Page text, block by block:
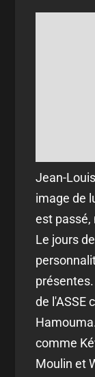
Jean-
image de
est passé,
Le jours
de l'ASSE
comme
Moulin et